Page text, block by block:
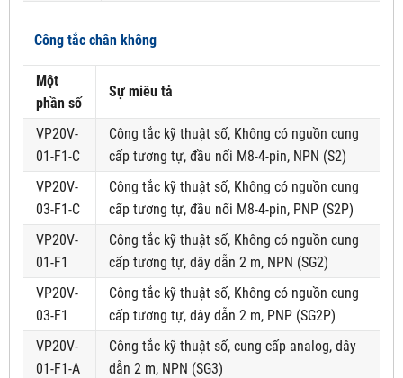
Công tắc chân không
Một
phần số
Sự miêu tả
VP20V-
01-F1-C
Công tắc kỹ thuật số, Không có nguồn cung
cấp tương tự, đầu nối M8-4-pin, NPN (S2)
VP20V-
03-F1-C
Công tắc kỹ thuật số, Không có nguồn cung
cấp tương tự, đầu nối M8-4-pin, PNP (S2P)
VP20V-
01-F1
Công tắc kỹ thuật số, Không có nguồn cung
cấp tương tự, dây dẫn 2 m, NPN (SG2)
VP20V-
03-F1
Công tắc kỹ thuật số, Không có nguồn cung
cấp tương tự, dây dẫn 2 m, PNP (SG2P)
VP20V-
01-F1-A
Công tắc kỹ thuật số, cung cấp analog, dây
dẫn 2 m, NPN (SG3)